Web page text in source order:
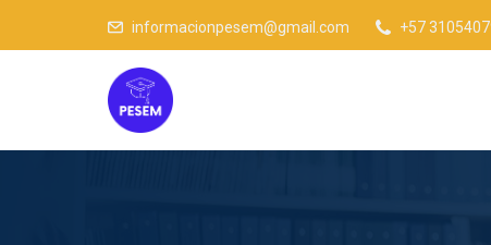
informacionpesem@gmail.com +57